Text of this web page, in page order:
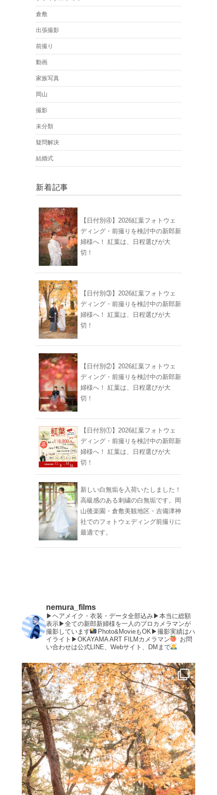
倉敷
出張撮影
前撮り
動画
家族写真
岡山
撮影
未分類
疑問解決
結婚式
新着記事
【日付別④】2026紅葉フォトウェ
ディング・前撮りを検討中の新郎新
婦様へ！ 紅葉は、日程選びが大
切！
【日付別③】2026紅葉フォトウェ
ディング・前撮りを検討中の新郎新
婦様へ！ 紅葉は、日程選びが大
切！
【日付別②】2026紅葉フォトウェ
ディング・前撮りを検討中の新郎新
婦様へ！ 紅葉は、日程選びが大
切！
【日付別①】2026紅葉フォトウェ
ディング・前撮りを検討中の新郎新
婦様へ！ 紅葉は、日程選びが大
切！
新しい白無垢を入荷いたしました！
高級感のある刺繍の白無垢です。岡
山後楽園・倉敷美観地区・吉備津神
社でのフォトウェディング前撮りに
最適です。
nemura_films
▶︎ヘアメイク・衣装・データ全部込み▶︎本当に総額
表示▶︎全ての新郎新婦様を一人のプロカメラマンが
撮影しています
Photo&MovieもOK▶︎撮影実績はハ
イライト▶︎OKAYAMA ART FILMカメラマン
お問
い合わせは公式LINE、Webサイト、DMまで